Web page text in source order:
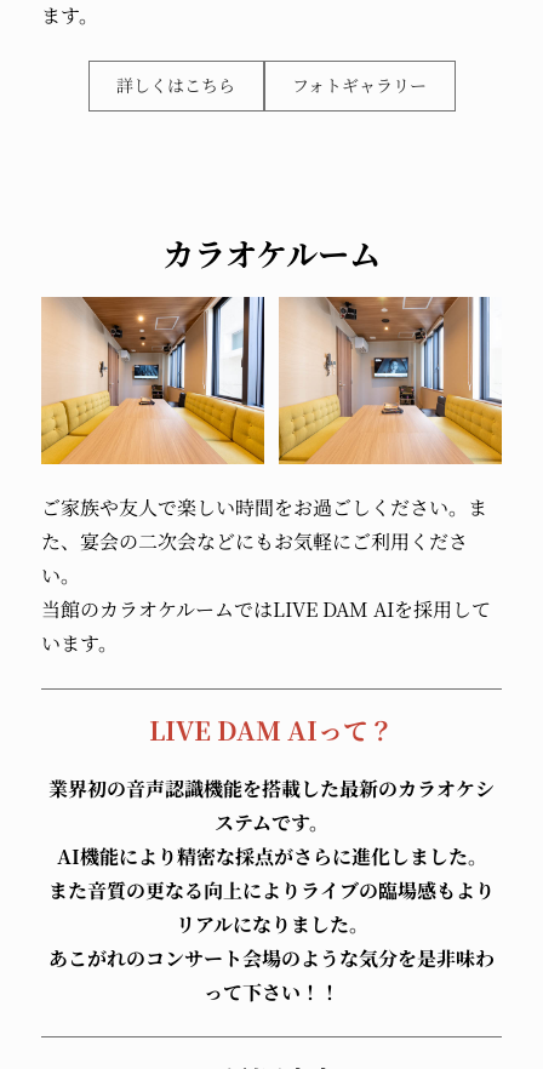
ます。
詳しくはこちら フォトギャラリー
カラオケルーム
ご家族や友人で楽しい時間をお過ごしください。ま
た、宴会の二次会などにもお気軽にご利用くださ
い。
当館のカラオケルームではLIVE DAM AIを採用して
います。
LIVE DAM AIって？
業界初の音声認識機能を搭載した最新のカラオケシ
ステムです。
AI機能により精密な採点がさらに進化しました。
また音質の更なる向上によりライブの臨場感もより
リアルになりました。
あこがれのコンサート会場のような気分を是非味わ
って下さい！！